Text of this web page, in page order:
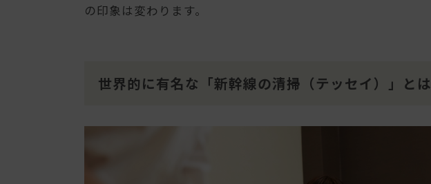
の印象は変わります。
世界的に有名な「新幹線の清掃（テッセイ）」とは